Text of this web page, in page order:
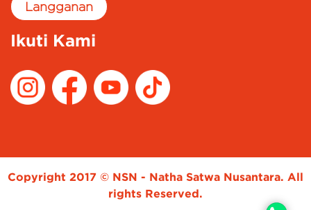
Ikuti Kami
Copyright 2017 © NSN - Natha Satwa Nusantara. All
rights Reserved.